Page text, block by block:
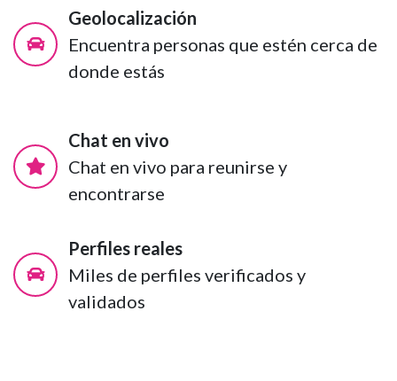
Geolocalización
Encuentra personas que estén cerca de
donde estás
Chat en vivo
Chat en vivo para reunirse y
encontrarse
Perfiles reales
Miles de perfiles verificados y
validados